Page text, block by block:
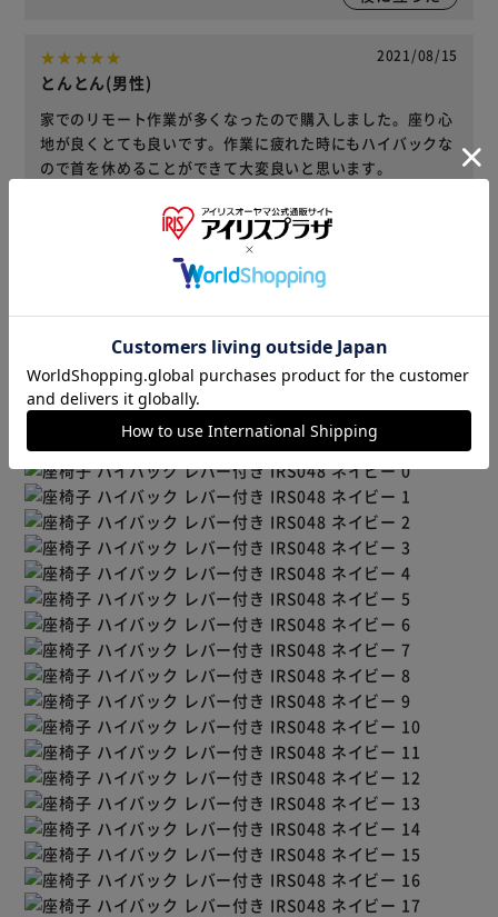
2021/08/15
とんとん(男性)
家でのリモート作業が多くなったので購入しました。座り心
地が良くとても良いです。作業に疲れた時にもハイバックな
ので首を休めることができて大変良いと思います。
レビューをもっと見る
商品情報